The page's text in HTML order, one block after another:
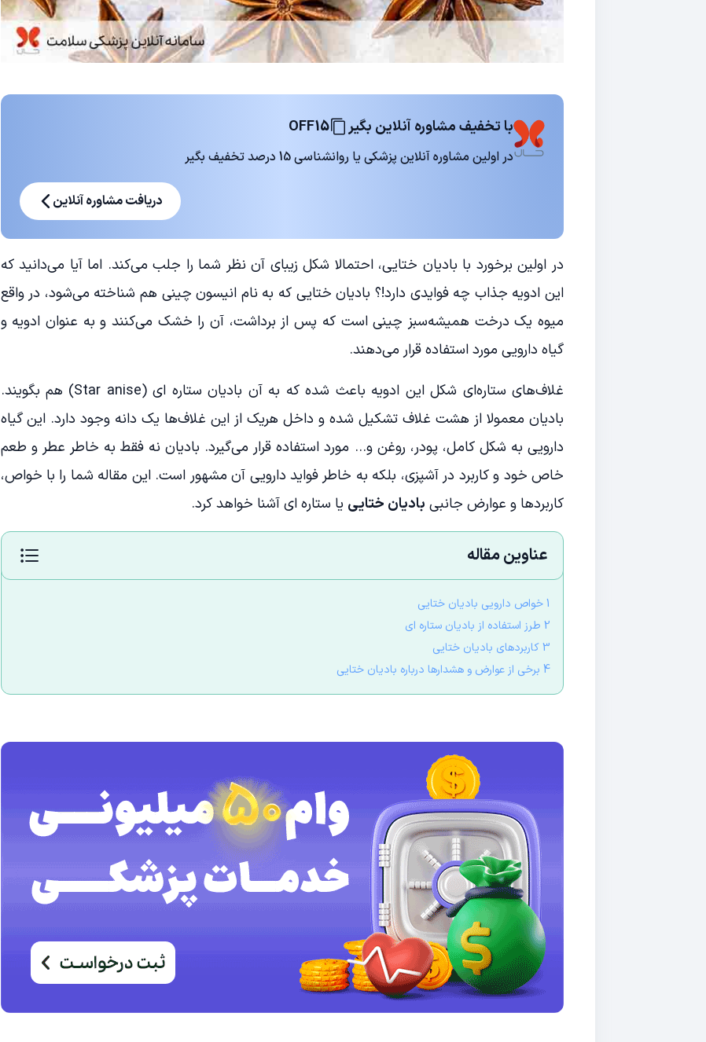
با تخفیف مشاوره آنلاین بگیر OFF15
در اولین مشاوره آنلاین پزشکی یا روانشناسی 15 درصد تخفیف بگیر
دریافت مشاوره آنلاین
در اولین برخورد با بادیان ختایی، احتمالا شکل زیبای آن نظر شما را جلب می‌کند. اما آیا می‌دانید که
این ادویه جذاب چه فوایدی دارد!؟ بادیان ختایی که به نام انیسون چینی هم شناخته می‌شود، در واقع
میوه یک درخت همیشه‌سبز چینی است که پس از برداشت، آن را خشک می‌کنند و به عنوان ادویه و
گیاه دارویی مورد استفاده قرار می‌دهند.
غلاف‌های ستاره‌ای شکل این ادویه باعث شده که به آن بادیان ستاره ای (Star anise) هم بگویند.
بادیان معمولا از هشت غلاف تشکیل شده و داخل هریک از این غلاف‌ها یک دانه وجود دارد. این گیاه
دارویی به شکل کامل، پودر، روغن و… مورد استفاده قرار می‌گیرد. بادیان نه فقط به خاطر عطر و طعم
خاص خود و کاربرد در آشپزی، بلکه به خاطر فواید دارویی آن مشهور است. این مقاله شما را با خواص،
کاربردها و عوارض جانبی بادیان ختایی یا ستاره ای آشنا خواهد کرد.
عناوین مقاله
1 خواص دارویی بادیان ختایی
2 طرز استفاده از بادیان ستاره ای
3 کاربردهای بادیان ختایی
4 برخی از عوارض و هشدارها درباره بادیان ختایی